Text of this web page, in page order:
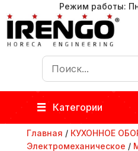
Режим работы:
Категории
Главная / КУХОННОЕ
Электромеханическое /